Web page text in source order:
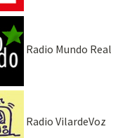
Radio Mundo Real
Radio VilardeVoz